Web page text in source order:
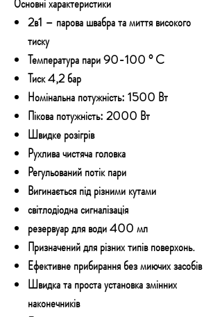
2в1 – парова швабра та миття високого
тиску
Температура пари 90-100 ° C
Тиск 4,2 бар
Номінальна потужність: 1500 Вт
Пікова потужність: 2000 Вт
Швидке розігрів
Рухлива чистяча головка
Регульований потік пари
Вигинається під різними кутами
світлодіодна сигналізація
резервуар для води 400 мл
Призначений для різних типів поверхонь.
Ефективне прибирання без миючих засобів
Швидка та проста установка змінних
наконечників